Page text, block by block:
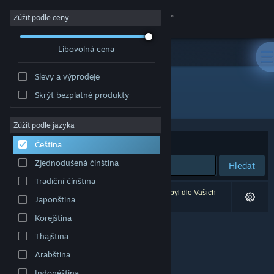
Přihlásit se
Komunita
Informace
Podpora
Změnit jazyk
Mobilní aplikace služby Steam
Desktopová verze stránky
Zúžit podle ceny
Libovolná cena
Slevy a výprodeje
Skrýt bezplatné produkty
Zúžit podle jazyka
Čeština
Zjednodušená čínština
Tradiční čínština
Japonština
Korejština
Thajština
Arabština
Vývojář: Atreyu Games Pty. Ltd.
Seřadit podle
Hledat
Vašemu zadání odpovídá 0 výsledků. 1 produkt byl dle Vašich
předvoleb vyloučen z výsledků vyhledávání.